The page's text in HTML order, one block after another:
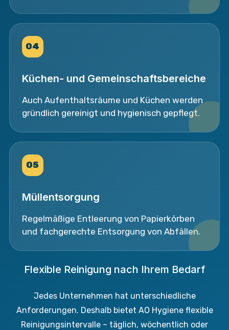
04
Küchen- und Gemeinschaftsbereiche
Auch Aufenthaltsräume und Küchen werden
gründlich gereinigt und hygienisch gepflegt.
05
Müllentsorgung
Regelmäßige Entleerung von Papierkörben
und fachgerechte Entsorgung von Abfällen.
Flexible Reinigung nach Ihrem Bedarf
Jedes Unternehmen hat unterschiedliche
Anforderungen. Deshalb bietet AO Hygiene flexible
Reinigungsintervalle – täglich, wöchentlich oder